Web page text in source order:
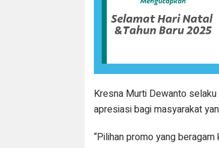
Kresna Murti Dewanto
apresiasi bagi masyarakat
“Pilihan promo yang